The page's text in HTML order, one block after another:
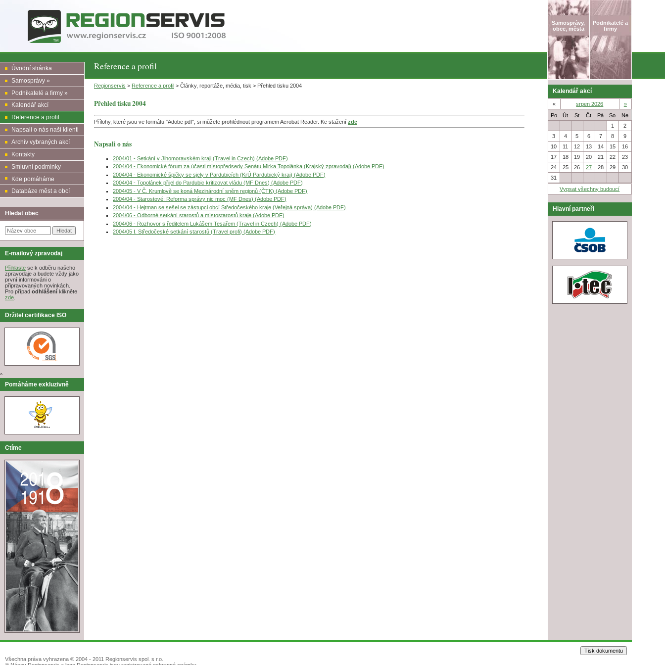
Samosprávy,
obce, města
Podnikatelé a
firmy
Reference a profil
Úvodní stránka
Samosprávy »
Podnikatelé a firmy »
Kalendář akcí
Reference a profil
Napsali o nás naši klienti
Archiv vybraných akcí
Kontakty
Smluvní podmínky
Kde pomáháme
Databáze měst a obcí
Hledat obec
E-mailový zpravodaj
Přihlaste se k odběru našeho
zpravodaje a budete vždy jako
první informováni o
připravovaných novinkách.
Pro případ odhlášení klikněte
zde.
Držitel certifikace ISO
^
Pomáháme exkluzivně
Ctíme
Kalendář akcí
« srpen 2026
»
Po
Út St Čt Pá So
Ne
1
2
3
4 5 6 7 8
9
10
11 12 13 14 15
16
17
18 19 20 21 22
23
24
25 26 27 28 29
30
31
Vypsat všechny budoucí
Hlavní partneři
Regionservis > Reference a profil > Články, reportáže, média, tisk > Přehled tisku 2004
Přehled tisku 2004
Přílohy, které jsou ve formátu "Adobe pdf", si můžete prohlédnout programem Acrobat Reader. Ke stažení zde
Napsali o nás
2004/01 - Setkání v Jihomoravském kraji (Travel in Czech) (Adobe PDF)
2004/04 - Ekonomické fórum za účasti místopředsedy Senátu Mirka Topolánka (Krajský zpravodaj) (Adobe PDF)
2004/04 - Ekonomické špičky se sjely v Pardubicích (KrÚ Pardubický kraj) (Adobe PDF)
2004/04 - Topolánek přijel do Pardubic kritizovat vládu (MF Dnes) (Adobe PDF)
2004/05 - V Č. Krumlově se koná Mezinárodní sněm regionů (ČTK) (Adobe PDF)
2004/04 - Starostové: Reforma správy nic moc (MF Dnes) (Adobe PDF)
2004/04 - Hejtman se sešel se zástupci obcí Středočeského kraje (Veřejná správa) (Adobe PDF)
2004/06 - Odborné setkání starostů a místostarostů kraje (Adobe PDF)
2004/06 - Rozhovor s ředitelem Lukášem Tesařem (Travel in Czech) (Adobe PDF)
2004/05 I. Středočeské setkání starostů (Travel profi) (Adobe PDF)
Všechna práva vyhrazena © 2004 - 2011 Regionservis spol. s r.o.